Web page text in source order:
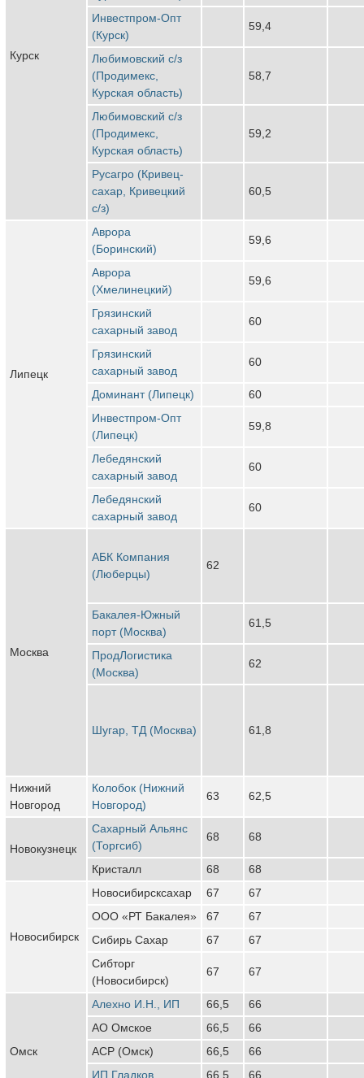
Курск
Инвестпром-Опт
(Курск)
59,4
Любимовский с/з
(Продимекс,
Курская область)
58,7
Любимовский с/з
(Продимекс,
Курская область)
59,2
Русагро (Кривец-
сахар, Кривецкий
с/з)
60,5
Липецк
Аврора
(Боринский)
59,6
Аврора
(Хмелинецкий)
59,6
Грязинский
сахарный завод
60
Грязинский
сахарный завод
60
Доминант (Липецк)
60
Инвестпром-Опт
(Липецк)
59,8
Лебедянский
сахарный завод
60
Лебедянский
сахарный завод
60
Москва
АБК Компания
(Люберцы)
62
Бакалея-Южный
порт (Москва)
61,5
ПродЛогистика
(Москва)
62
Шугар, ТД (Москва) 61,8
Нижний
Новгород
Колобок (Нижний
Новгород)
63 62,5
Новокузнецк
Сахарный Альянс
(Торгсиб)
68 68
Кристалл 68 68
Новосибирск
Новосибирсксахар 67
67
ООО «РТ Бакалея»
67
67
Сибирь Сахар
67
67
Сибторг
(Новосибирск)
67 67
Омск
Алехно И.Н., ИП 66,5
66
АО Омское
66,5
66
АСР (Омск)
66,5
66
ИП Гладков
66,5
66